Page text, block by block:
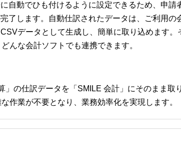
自動でひも付けるように設定できるため、申請
了します。自動仕訳されたデータは、ご利用の
データとして生成し、簡単に取り込めます。
んな会計ソフトでも連携できます。
」の仕訳データを「SMILE 会計」にそのまま取
作業が不要となり、業務効率化を実現します。